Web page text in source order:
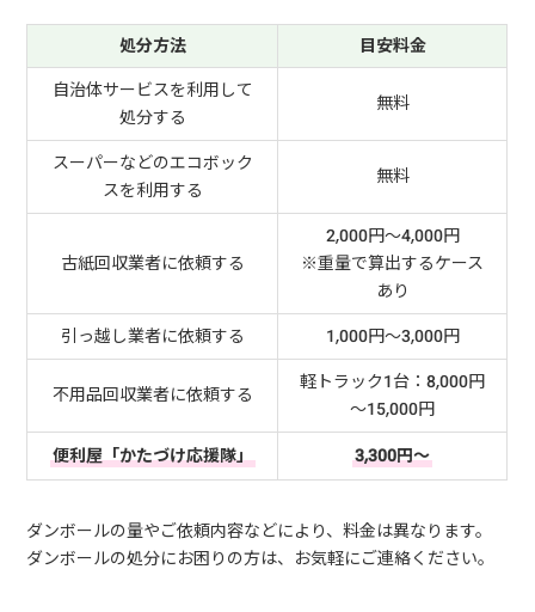
処分方法
目安料金
自治体サービスを利用して
処分する
無料
スーパーなどのエコボック
スを利用する
無料
古紙回収業者に依頼する
2,000円～4,000円
※重量で算出するケース
あり
引っ越し業者に依頼する
1,000円～3,000円
不用品回収業者に依頼する
軽トラック1台：8,000円
～15,000円
便利屋「かたづけ応援隊」
3,300円～
ダンボールの量やご依頼内容などにより、料金は異なります。
ダンボールの処分にお困りの方は、お気軽にご連絡ください。